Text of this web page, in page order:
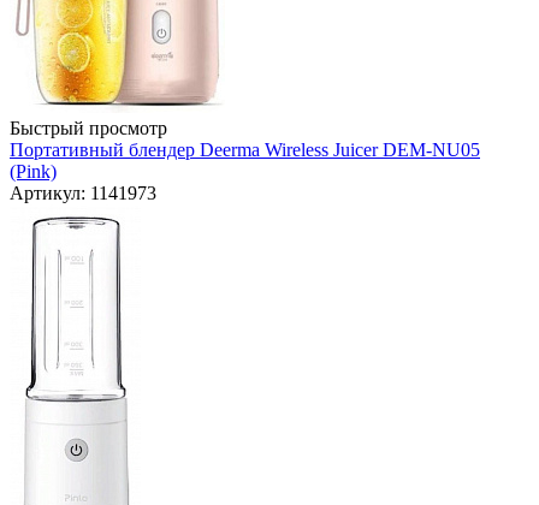
Быстрый просмотр
Портативный блендер Deerma Wireless Juicer DEM-NU05
(Pink)
Артикул: 1141973